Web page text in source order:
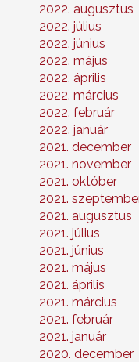
2022. augusztus
2022. július
2022. június
2022. május
2022. április
2022. március
2022. február
2022. január
2021. december
2021. november
2021. október
2021.
2021. augusztus
2021. július
2021. június
2021. május
2021. április
2021. március
2021. február
2021. január
2020. december